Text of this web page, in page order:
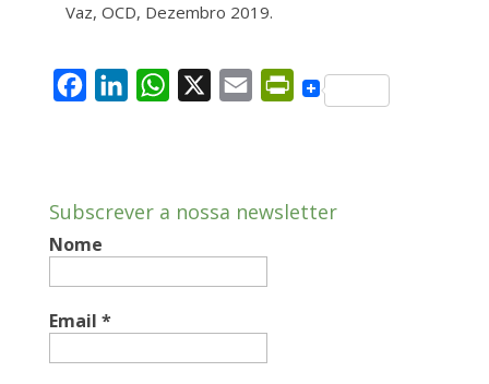
Vaz, OCD, Dezembro 2019.
b
o
o
k
e
I
W
s
p
l
P
t
Subscrever a nossa newsletter
Nome
Email *